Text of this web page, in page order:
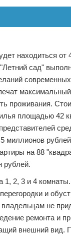
находиться от
сад"
проживания.
площадью 42
5 миллионов
на 88
рублей.
1, 2, 3 и 4
и
не
ремонта и
внешний вид.